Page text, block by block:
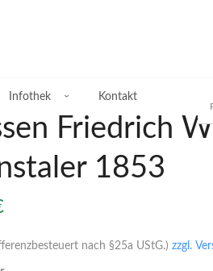
Infothek Kontakt
Friedrich
1853
nach §25a UStG.) zzgl.